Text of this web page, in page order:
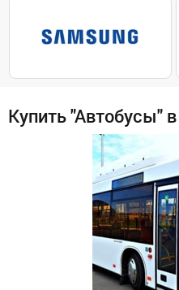
Купить "Автобусы"